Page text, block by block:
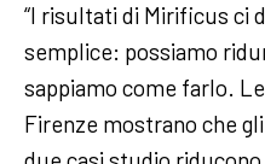
“I risultati di Mirificus ci
semplice: possiamo
sappiamo come farlo.
Firenze mostrano che